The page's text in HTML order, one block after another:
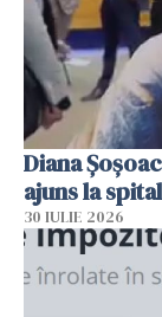
Diana
ajuns la spital
30 IULIE 2026